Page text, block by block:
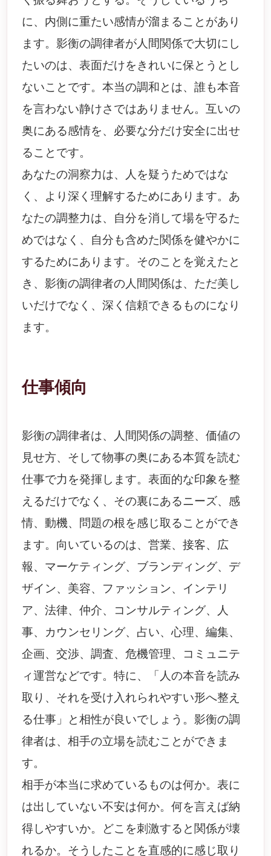
に、内側に重たい感情が溜まることがあり
ます。影衡の調律者が人間関係で大切にし
たいのは、表面だけをきれいに保とうとし
ないことです。本当の調和とは、誰も本音
を言わない静けさではありません。互いの
奥にある感情を、必要な分だけ安全に出せ
ることです。
あなたの洞察力は、人を疑うためではな
く、より深く理解するためにあります。あ
なたの調整力は、自分を消して場を守るた
めではなく、自分も含めた関係を健やかに
するためにあります。そのことを覚えたと
き、影衡の調律者の人間関係は、ただ美し
いだけでなく、深く信頼できるものになり
ます。
仕事傾向
影衡の調律者は、人間関係の調整、価値の
見せ方、そして物事の奥にある本質を読む
仕事で力を発揮します。表面的な印象を整
えるだけでなく、その裏にあるニーズ、感
情、動機、問題の根を感じ取ることができ
ます。向いているのは、営業、接客、広
報、マーケティング、ブランディング、デ
ザイン、美容、ファッション、インテリ
ア、法律、仲介、コンサルティング、人
事、カウンセリング、占い、心理、編集、
企画、交渉、調査、危機管理、コミュニテ
ィ運営などです。特に、「人の本音を読み
取り、それを受け入れられやすい形へ整え
る仕事」と相性が良いでしょう。影衡の調
律者は、相手の立場を読むことができま
す。
相手が本当に求めているものは何か。表に
は出していない不安は何か。何を言えば納
得しやすいか。どこを刺激すると関係が壊
れるか。そうしたことを直感的に感じ取り